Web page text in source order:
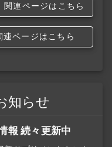
関連ページはこちら
連ページはこちら
知らせ
報 続々更新中